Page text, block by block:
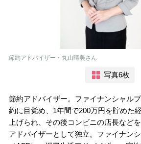
節約アドバイザー・丸山晴美さん
写真6枚
節約アドバイザー。ファイナンシャル
約に目覚め、1年間で200万円を貯めた
上げられ、その後コンビニの店長など
アドバイザーとして独立。ファイナン